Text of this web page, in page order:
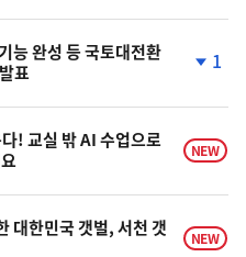
하
능 완성 등 국토대전환
표
하
락
1
! 교실 밖 AI 수업으로
NEW
대한민국 갯벌, 서천 갯
NEW